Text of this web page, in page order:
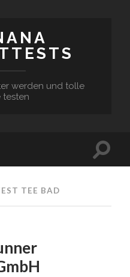
werden und tolle
testen
TEE BAD